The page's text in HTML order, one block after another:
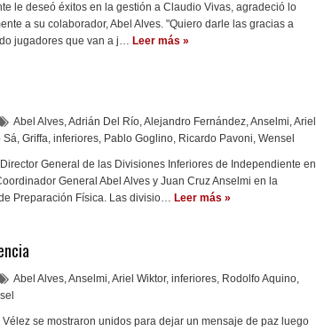
le deseó éxitos en la gestión a Claudio Vivas, agradeció lo
a su colaborador, Abel Alves. "Quiero darle las gracias a
jugadores que van a j… Leer más »
Abel Alves,Adrián Del Río,Alejandro Fernández,Anselmi,Ariel
Sá, Griffa, inferiores, Pablo Goglino, Ricardo Pavoni, Wensel
General de las Divisiones Inferiores de Independiente en
General Abel Alves y Juan Cruz Anselmi en la
Preparación Física. Las divisio… Leer más »
Abel Alves,Anselmi,Ariel Wiktor, inferiores, Rodolfo Aquino,
se mostraron unidos para dejar un mensaje de paz luego